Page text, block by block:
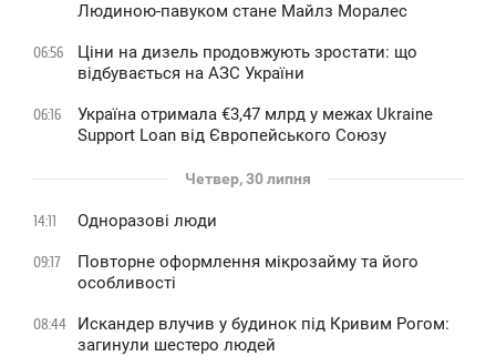
Людиною-павуком стане Майлз Моралес
06:56
Ціни на дизель продовжують зростати: що
відбувається на АЗС України
06:16
Україна отримала €3,47 млрд у межах Ukraine
Support Loan від Європейського Союзу
Четвер, 30 липня
14:11 Одноразові люди
09:17
Повторне оформлення мікрозайму та його
особливості
08:44
Искандер влучив у будинок під Кривим Рогом:
загинули шестеро людей